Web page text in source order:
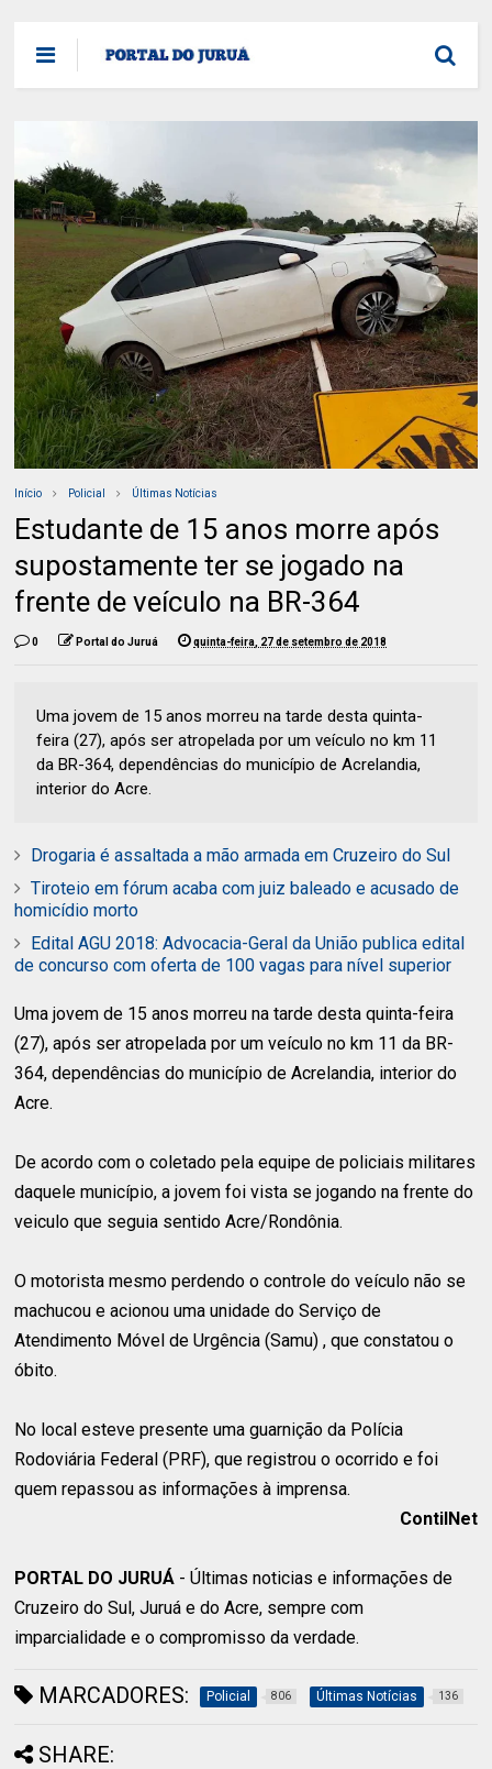
Início Policial Últimas Notícias
Estudante de 15 anos morre após
supostamente ter se jogado na
frente de veículo na BR-364
0 Portal do Juruá quinta-feira, 27 de setembro de 2018
Uma jovem de 15 anos morreu na tarde desta quinta-
feira (27), após ser atropelada por um veículo no km 11
da BR-364, dependências do município de Acrelandia,
interior do Acre.
Drogaria é assaltada a mão armada em Cruzeiro do Sul
Tiroteio em fórum acaba com juiz baleado e acusado de
homicídio morto
Edital AGU 2018: Advocacia-Geral da União publica edital
de concurso com oferta de 100 vagas para nível superior
Uma jovem de 15 anos morreu na tarde desta quinta-feira
(27), após ser atropelada por um veículo no km 11 da BR-
364, dependências do município de Acrelandia, interior do
Acre.
De acordo com o coletado pela equipe de policiais militares
daquele município, a jovem foi vista se jogando na frente do
veiculo que seguia sentido Acre/Rondônia.
O motorista mesmo perdendo o controle do veículo não se
machucou e acionou uma unidade do Serviço de
Atendimento Móvel de Urgência (Samu) , que constatou o
óbito.
No local esteve presente uma guarnição da Polícia
Rodoviária Federal (PRF), que registrou o ocorrido e foi
quem repassou as informações à imprensa.
ContilNet
PORTAL DO JURUÁ - Últimas noticias e informações de
Cruzeiro do Sul, Juruá e do Acre, sempre com
imparcialidade e o compromisso da verdade.
MARCADORES: Policial 806 Últimas Notícias 136
SHARE: